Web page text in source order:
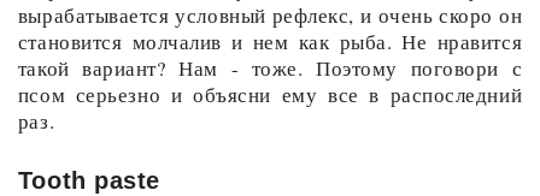
вырабатывается условный рефлекс, и очень скоро он
становится молчалив и нем как рыба. Не нравится
такой вариант? Нам - тоже. Поэтому поговори с
псом серьезно и объясни ему все в распоследний
раз.
Tooth paste